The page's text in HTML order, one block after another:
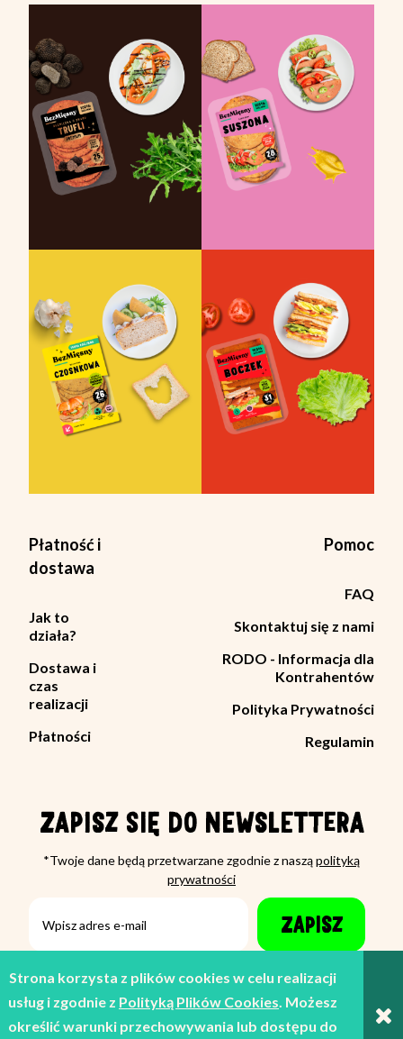
Strona korzysta z plików cookies w celu realizacji
usług i zgodnie z Polityką Plików Cookies. Możesz
określić warunki przechowywania lub dostępu do
Płatność i
dostawa
Jak to
działa?
Dostawa i
czas
realizacji
Płatności
Pomoc
FAQ
Skontaktuj się z nami
RODO - Informacja dla
Kontrahentów
Polityka Prywatności
Regulamin
ZAPISZ SIĘ DO NEWSLETTERA
*Twoje dane będą przetwarzane zgodnie z nasząpolityką
prywatności
ZAPISZ
FacebookInstagramLinkedinYouTube